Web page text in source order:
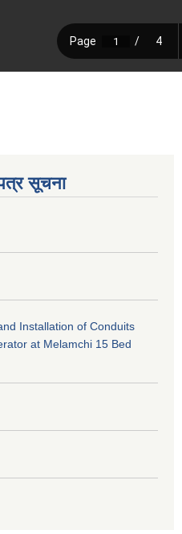
सूचना
Installation of Conduits
at Melamchi 15 Bed